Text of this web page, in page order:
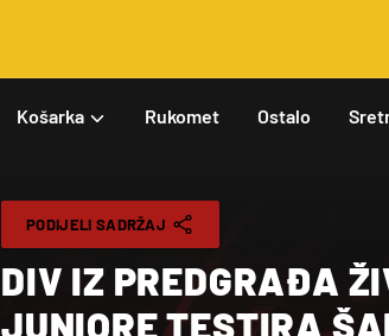
Košarka Rukomet Ostalo
PODIJELI SADRŽAJ
DIV IZ PREDGRAĐA
JUNIORE TESTIRA